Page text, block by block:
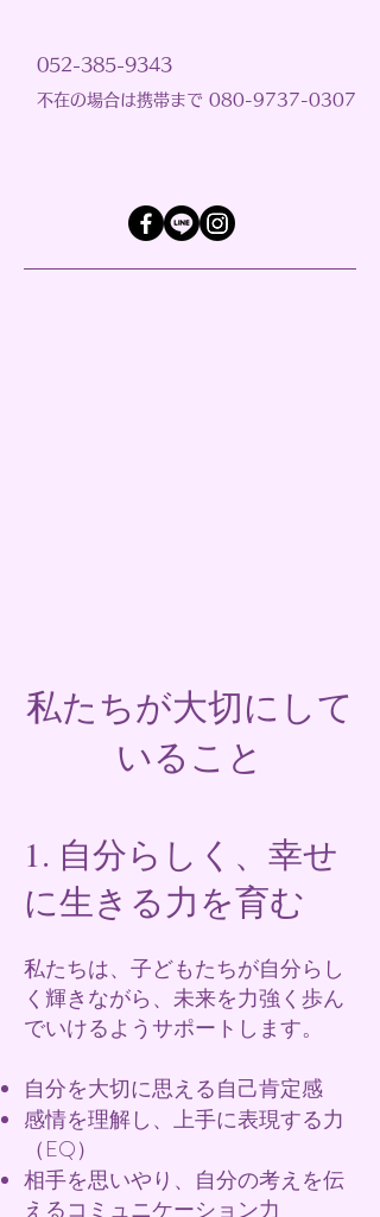
052-385-9343
不在の場合は携帯まで 080-9737-0307
私たちが大切にして
いること
1. 自分らしく、幸せ
に生きる力を育む
私たちは、子どもたちが自分らし
く輝きながら、未来を力強く歩ん
でいけるようサポートします。
自分を大切に思える自己肯定感
感情を理解し、上手に表現する力
（EQ）
相手を思いやり、自分の考えを伝
えるコミュニケーション力